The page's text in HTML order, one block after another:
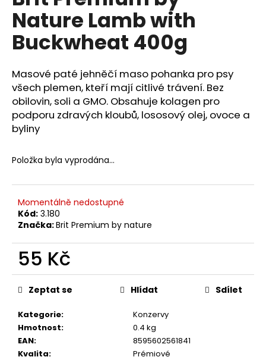
0,0
5
hvězdiček.
Nature Lamb with
Buckwheat 400g
Masové paté jehněčí maso pohanka pro psy
všech plemen, kteří mají citlivé trávení. Bez
obilovin, soli a GMO. Obsahuje kolagen pro
podporu zdravých kloubů, lososový olej, ovoce a
byliny
Položka byla vyprodána…
Momentálně nedostupné
Kód: 3.180
Značka:Brit Premium by nature
55 Kč
Měrná
cena:
Kategorie:
Konzervy
Hmotnost:
0.4 kg
EAN:
8595602561841
Kvalita:
Prémiové
Zeptat se Hlídat Sdílet
a
j
í
?
D
o
p
o
r
e
m
e